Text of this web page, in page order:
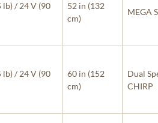
lb) / 24 V (90
52 in (132
cm)
MEGA
lb) / 24 V (90
60 in (152
cm)
Dual
CHIRP